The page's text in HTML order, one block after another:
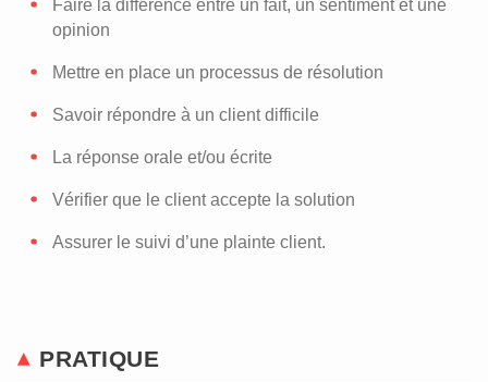
Faire la différence entre un fait, un sentiment et une
opinion
Mettre en place un processus de résolution
Savoir répondre à un client difficile
La réponse orale et/ou écrite
Vérifier que le client accepte la solution
Assurer le suivi d’une plainte client.
PRATIQUE